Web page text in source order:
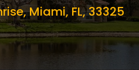
Miami, FL, 33325